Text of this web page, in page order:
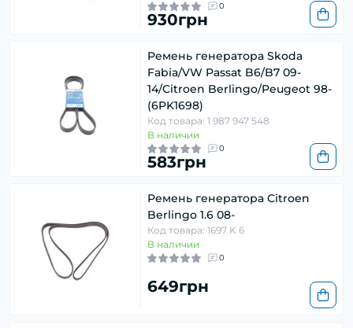
0
930грн
Ремень генератора Skoda
Fabia/VW Passat B6/B7 09-
14/Citroen Berlingo/Peugeot 98-
(6PK1698)
Код товара: 1 987 947 548
В наличии
0
583грн
Ремень генератора Citroen
Berlingo 1.6 08-
Код товара: 1697 K 6
В наличии
0
649грн